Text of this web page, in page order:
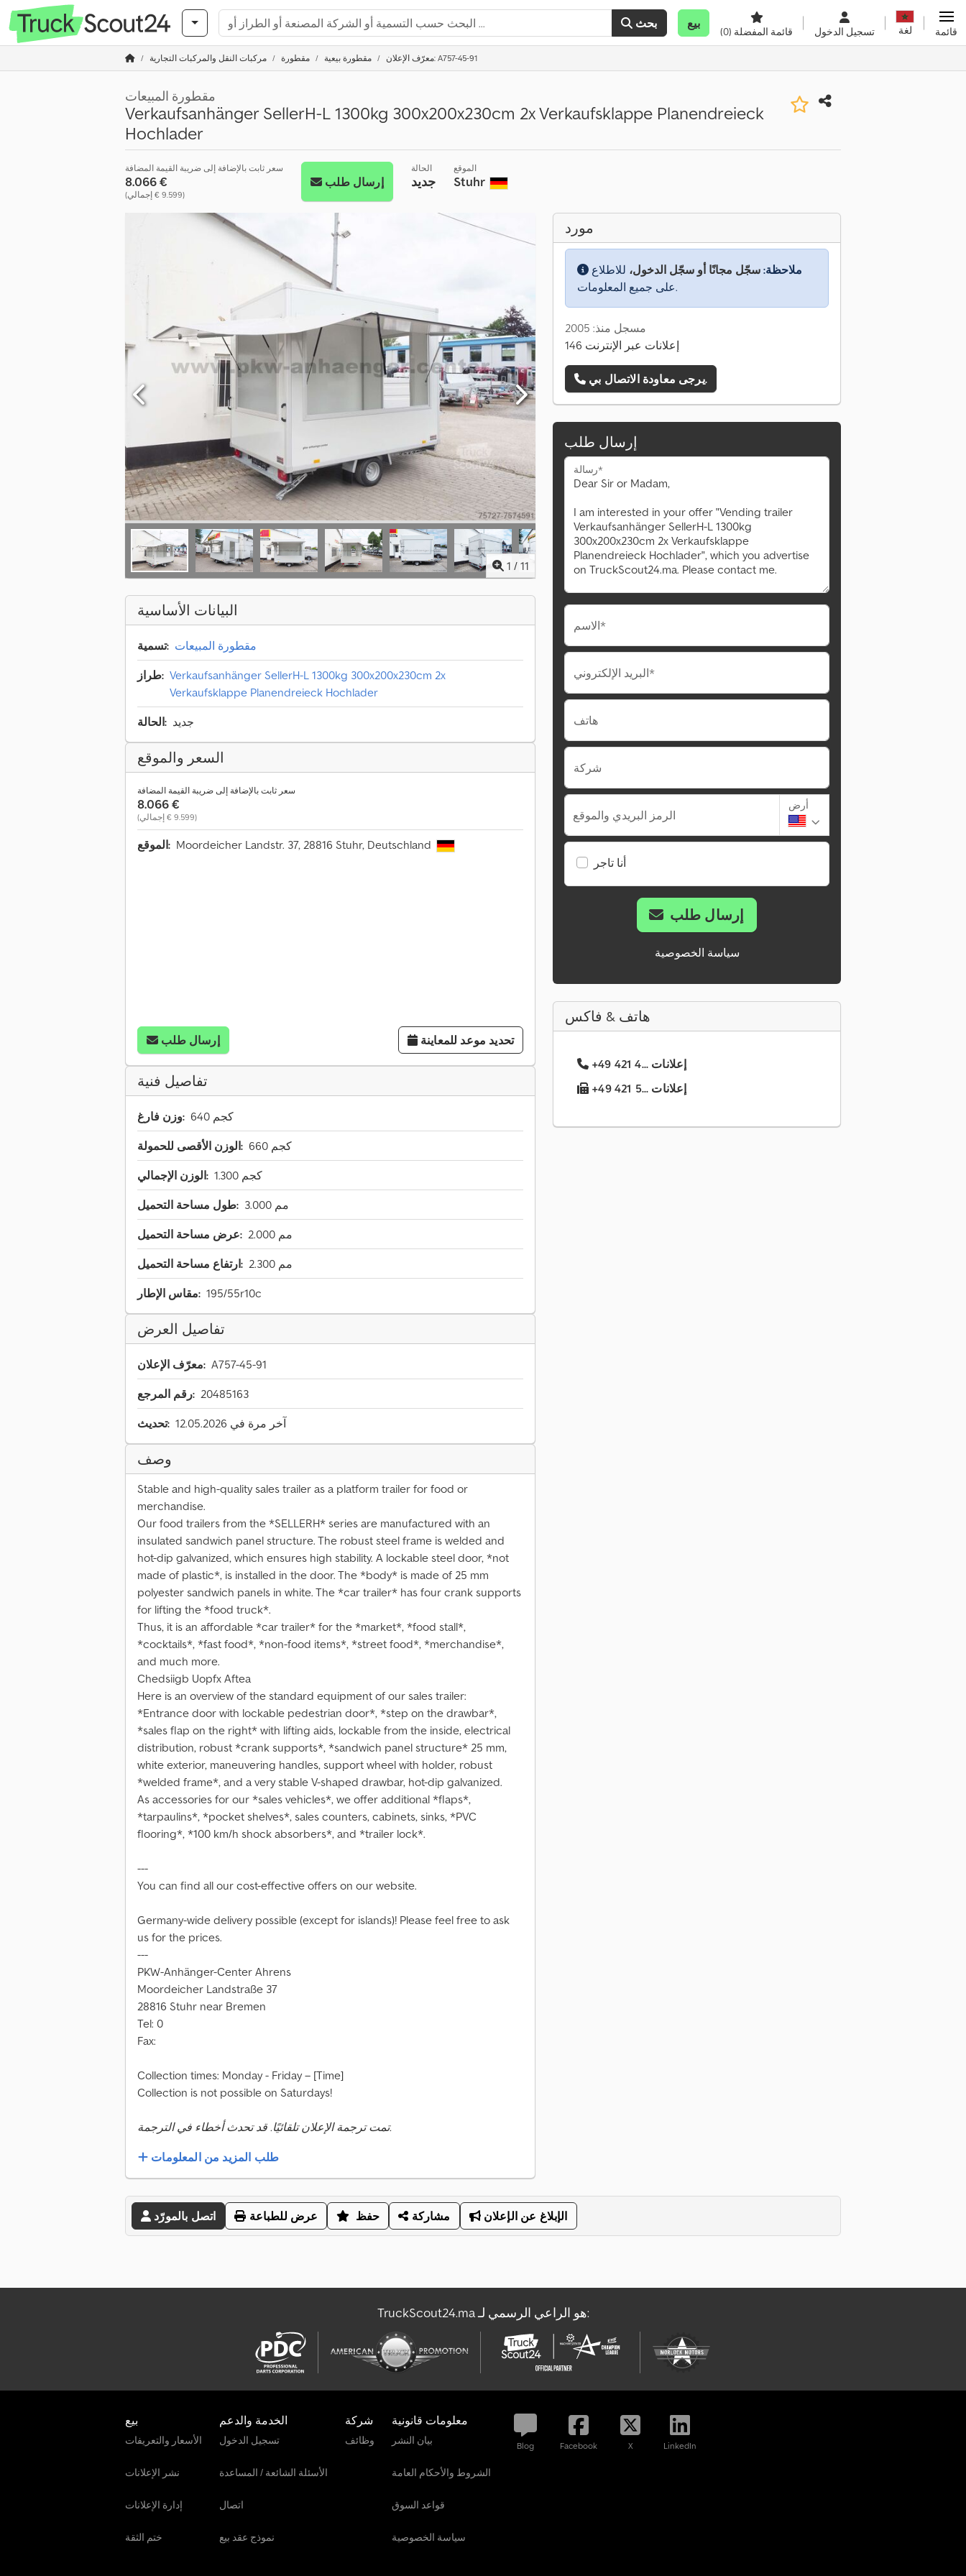
بحث بيع
قائمة المفضلة (0) تسجيل الدخول لغة قائمة
مركبات النقل والمركبات التجارية مقطورة مقطورة بيعية معرّف الإعلان: A757-45-91
مقطورة المبيعات
Verkaufsanhänger SellerH-L 1300kg 300x200x230cm 2x Verkaufsklappe Planendreieck
Hochlader
سعر ثابت بالإضافة إلى ضريبة القيمة المضافة
‏8.066 €
(‏9.599 € إجمالي)
إرسال طلب
الحالة
جديد
الموقع
Stuhr
1 / 11
البيانات الأساسية
تسمية: مقطورة المبيعات
طراز: Verkaufsanhänger SellerH-L 1300kg 300x200x230cm 2x
Verkaufsklappe Planendreieck Hochlader
الحالة: جديد
السعر والموقع
سعر ثابت بالإضافة إلى ضريبة القيمة المضافة
‏8.066 €
(‏9.599 € إجمالي)
الموقع: Moordeicher Landstr. 37, 28816 Stuhr, Deutschland
إرسال طلب تحديد موعد للمعاينة
تفاصيل فنية
وزن فارغ: 640 كجم
الوزن الأقصى للحمولة: 660 كجم
الوزن الإجمالي: 1.300 كجم
طول مساحة التحميل: 3.000 مم
عرض مساحة التحميل: 2.000 مم
ارتفاع مساحة التحميل: 2.300 مم
مقاس الإطار: 195/55r10c
تفاصيل العرض
معرّف الإعلان: A757-45-91
رقم المرجع: 20485163
تحديث: آخر مرة في 12.05.2026
وصف
Stable and high-quality sales trailer as a platform trailer for food or
merchandise.
Our food trailers from the *SELLERH* series are manufactured with an
insulated sandwich panel structure. The robust steel frame is welded and
hot-dip galvanized, which ensures high stability. A lockable steel door, *not
made of plastic*, is installed in the door. The *body* is made of 25 mm
polyester sandwich panels in white. The *car trailer* has four crank supports
for lifting the *food truck*.
Thus, it is an affordable *car trailer* for the *market*, *food stall*,
*cocktails*, *fast food*, *non-food items*, *street food*, *merchandise*,
and much more.
Chedsiigb Uopfx Aftea
Here is an overview of the standard equipment of our sales trailer:
*Entrance door with lockable pedestrian door*, *step on the drawbar*,
*sales flap on the right* with lifting aids, lockable from the inside, electrical
distribution, robust *crank supports*, *sandwich panel structure* 25 mm,
white exterior, maneuvering handles, support wheel with holder, robust
*welded frame*, and a very stable V-shaped drawbar, hot-dip galvanized.
As accessories for our *sales vehicles*, we offer additional *flaps*,
*tarpaulins*, *pocket shelves*, sales counters, cabinets, sinks, *PVC
flooring*, *100 km/h shock absorbers*, and *trailer lock*.
---
You can find all our cost-effective offers on our website.
Germany-wide delivery possible (except for islands)! Please feel free to ask
us for the prices.
---
PKW-Anhänger-Center Ahrens
Moordeicher Landstraße 37
28816 Stuhr near Bremen
Tel: 0
Fax:
Collection times: Monday - Friday – [Time]
Collection is not possible on Saturdays!
تمت ترجمة الإعلان تلقائيًا. قد تحدث أخطاء في الترجمة.
طلب المزيد من المعلومات
مورد
ملاحظة: سجّل مجانًا أو سجّل الدخول، للاطلاع
على جميع المعلومات.
مسجل منذ: 2005
146 إعلانات عبر الإنترنت
يرجى معاودة الاتصال بي.
إرسال طلب
رسالة*
الاسم*
البريد الإلكتروني*
هاتف
شركة
الرمز البريدي والموقع
أرض
أنا تاجر
إرسال طلب
سياسة الخصوصية
هاتف & فاكس
+49 421 4... إعلانات
+49 421 5... إعلانات
اتصل بالمورّد عرض للطباعة حفظ مشاركة الإبلاغ عن الإعلان
TruckScout24.ma هو الراعي الرسمي لـ:
بيع
الأسعار والتعريفات
نشر الإعلانات
إدارة الإعلانات
ختم الثقة
الخدمة والدعم
تسجيل الدخول
الأسئلة الشائعة / المساعدة
اتصال
نموذج عقد بيع
شركة
وظائف
معلومات قانونية
بيان النشر
الشروط والأحكام العامة
قواعد السوق
سياسة الخصوصية
Blog Facebook X LinkedIn